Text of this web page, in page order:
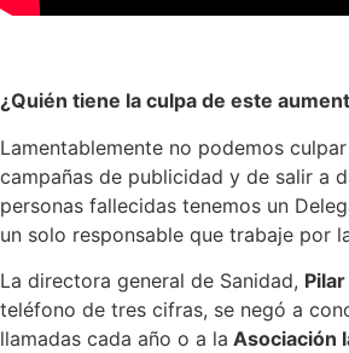
¿Quién tiene la culpa de este
Lamentablemente no podemos
campañas de publicidad y de salir a
personas fallecidas tenemos un
un solo responsable que trabaje por
La directora general de Sanidad,
teléfono de tres cifras, se negó a
llamadas cada año o a la Asociación